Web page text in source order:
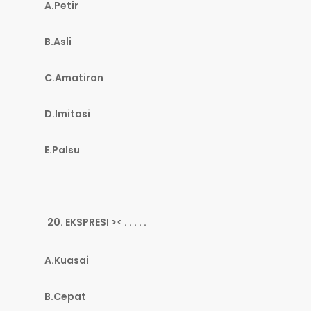
A.Petir
B.Asli
C.Amatiran
D.Imitasi
E.Palsu
EKSPRESI >< . . . . .
A.Kuasai
B.Cepat